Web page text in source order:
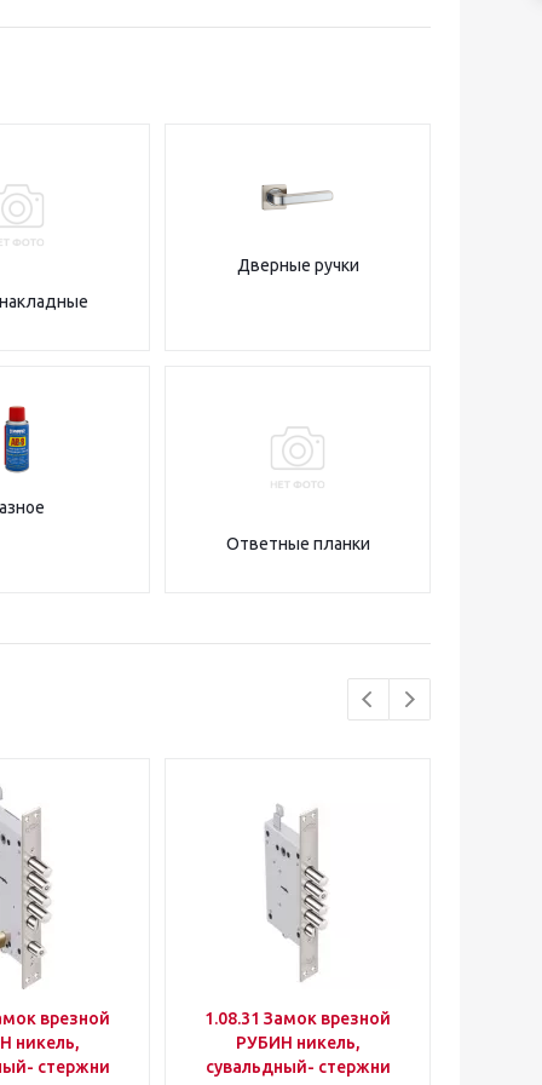
Дверные ручки
Ответные планки
врезной
никель,
стержни
1.08.31 Замок врезной
РУБИН никель,
сувальдный- стержни